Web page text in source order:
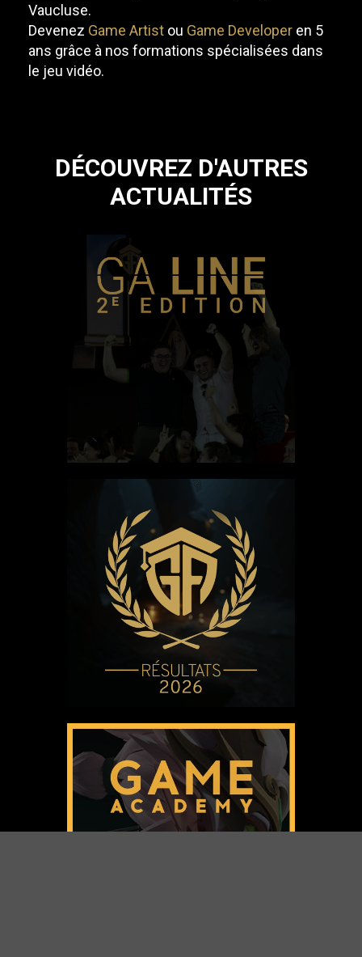
Vaucluse.
Devenez Game Artist ou Game Developer en 5
ans grâce à nos formations spécialisées dans
le jeu vidéo.
DÉCOUVREZ D'AUTRES
ACTUALITÉS